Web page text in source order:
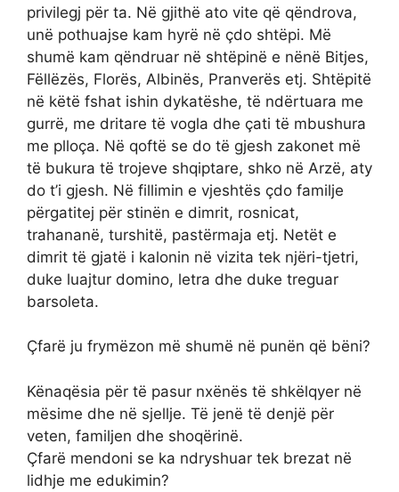
privilegj për ta. Në gjithë ato vite që qëndrova,
unë pothuajse kam hyrë në çdo shtëpi. Më
shumë kam qëndruar në shtëpinë e nënë Bitjes,
Fëllëzës, Florës, Albinës, Pranverës etj. Shtëpitë
në këtë fshat ishin dykatëshe, të ndërtuara me
gurrë, me dritare të vogla dhe çati të mbushura
me plloça. Në qoftë se do të gjesh zakonet më
të bukura të trojeve shqiptare, shko në Arzë, aty
do t’i gjesh. Në fillimin e vjeshtës çdo familje
përgatitej për stinën e dimrit, rosnicat,
trahananë, turshitë, pastërmaja etj. Netët e
dimrit të gjatë i kalonin në vizita tek njëri-tjetri,
duke luajtur domino, letra dhe duke treguar
barsoleta.
Çfarë ju frymëzon më shumë në punën që bëni?
Kënaqësia për të pasur nxënës të shkëlqyer në
mësime dhe në sjellje. Të jenë të denjë për
veten, familjen dhe shoqërinë.
Çfarë mendoni se ka ndryshuar tek brezat në
lidhje me edukimin?